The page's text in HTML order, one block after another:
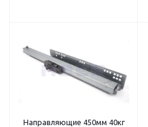
Направляющие 450мм 40кг